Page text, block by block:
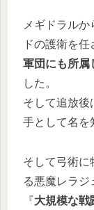
メギドラル
ドの護衛を
軍団にも所属
した。
そして追放後
手として名を
そして弓術に
る悪魔レラジ
『大規模な戦